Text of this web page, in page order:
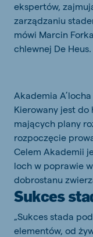
ekspertów,
zarządzaniu
mówi Marcin
chlewnej De Heus.
Akademia
Kierowany jest
mających plany
rozpoczęcie
Celem Akademii
loch w poprawie
dobrostanu
Sukces
„Sukces stada
elementów, od